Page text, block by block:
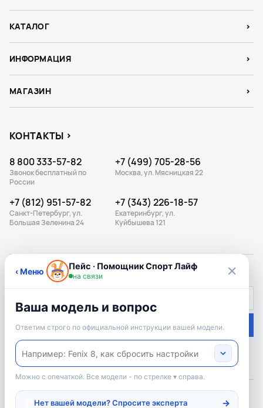
КАТАЛОГ
ИНФОРМАЦИЯ
МАГАЗИН
КОНТАКТЫ
8 800 333-57-82
Звонок бесплатный по
России
+7 (499) 705-28-56
Москва, ул. Мясницкая 22
+7 (812) 951-57-82
Санкт-Петербург, ул.
Большая Зеленина 24
+7 (343) 226-18-57
Екатеринбург, ул.
Куйбышева 121
ПОДПИШИСЬ НА РАССЫЛКУ
Подписаться
Подписываясь на рассылку, вы соглашаетесь с условиями оферты
политикой конфиденциальности
Официальный дилер: